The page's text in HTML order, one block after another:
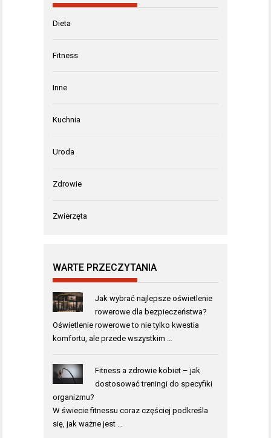
Dieta
Fitness
Inne
Kuchnia
Uroda
Zdrowie
Zwierzęta
WARTE PRZECZYTANIA
Jak wybrać najlepsze oświetlenie
rowerowe dla bezpieczeństwa?
Oświetlenie rowerowe to nie tylko kwestia
komfortu, ale przede wszystkim …
Fitness a zdrowie kobiet – jak
dostosować treningi do specyfiki
organizmu?
W świecie fitnessu coraz częściej podkreśla
się, jak ważne jest …